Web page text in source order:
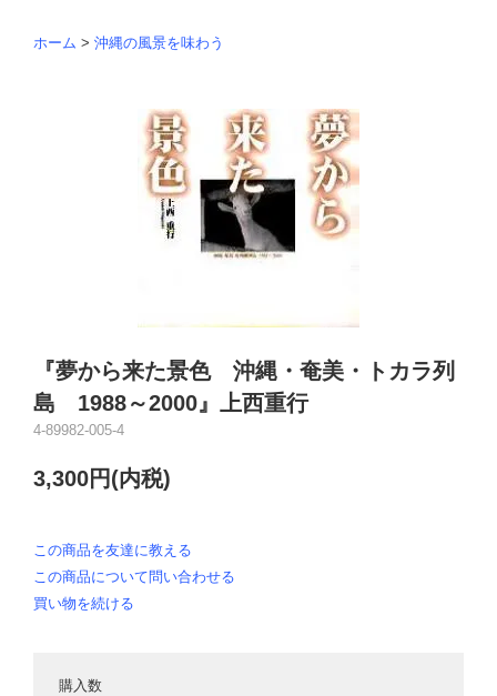
ホーム > 沖縄の風景を味わう
『夢から来た景色 沖縄・奄美・トカラ列
島 1988～2000』上西重行
4-89982-005-4
3,300円(内税)
この商品を友達に教える
この商品について問い合わせる
買い物を続ける
購入数